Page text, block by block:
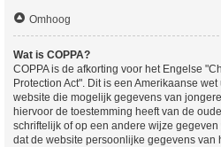
Omhoog
Wat is COPPA?
COPPA is de afkorting voor het Engelse
Protection Act". Dit is een Amerikaanse
website die mogelijk gegevens van
hiervoor de toestemming heeft van de
schriftelijk of op een andere wijze
dat de website persoonlijke gegevens van